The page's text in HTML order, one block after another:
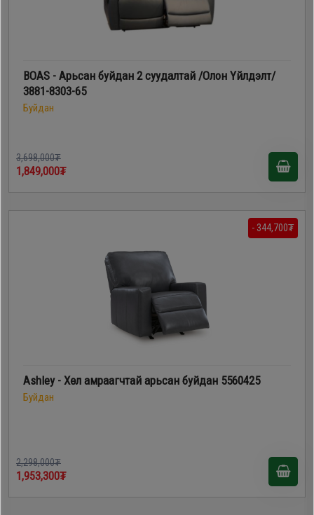
BOAS - Арьсан буйдан 2 суудалтай /Олон Үйлдэлт/
3881-8303-65
Буйдан
3,698,000₮
1,849,000₮
- 344,700₮
Ashley - Хөл амраагчтай арьсан буйдан 5560425
Буйдан
2,298,000₮
1,953,300₮